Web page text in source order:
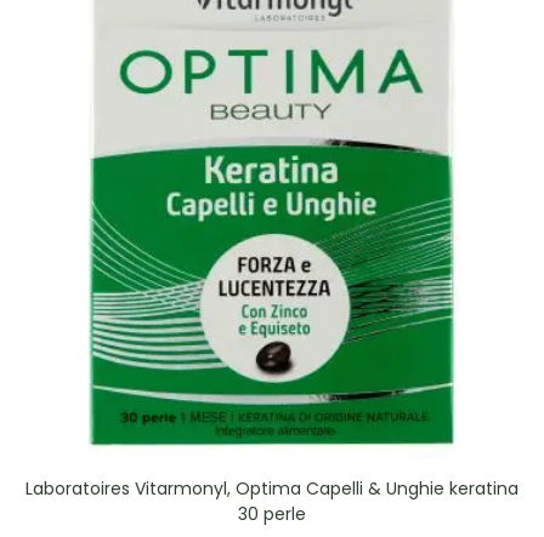
Laboratoires Vitarmonyl, Optima Capelli & Unghie keratina
30 perle